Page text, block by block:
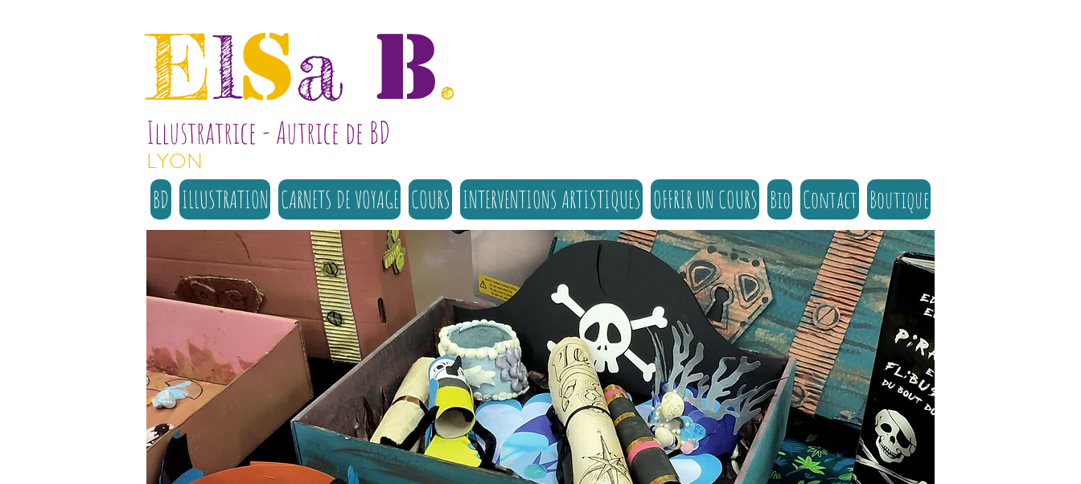
Elsa B.
Illustratrice - Autrice de BD
LYON
BD ILLUSTRATION CARNETS DE VOYAGE COURS INTERVENTIONS ARTISTIQUES OFFRIR UN COURS Bio Contact Boutique